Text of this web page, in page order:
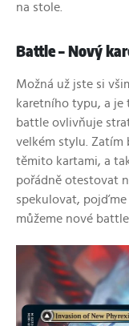
na stole.
Battle –⁠ Nový
Možná už jste si
karetního typu, a
battle ovlivňuje
velkém stylu. Zatím
těmito kartami, a
pořádně otestovat
spekulovat,
můžeme nové